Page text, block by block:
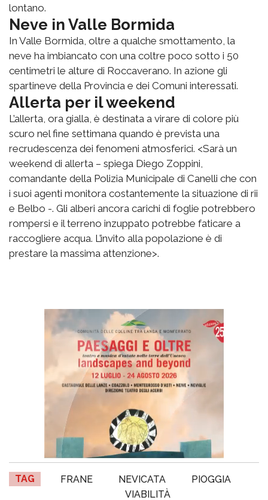
lontano.
Neve in Valle Bormida
In Valle Bormida, oltre a qualche smottamento, la
neve ha imbiancato con una coltre poco sotto i 50
centimetri le alture di Roccaverano. In azione gli
spartineve della Provincia e dei Comuni interessati.
Allerta per il weekend
L’allerta, ora gialla, è destinata a virare di colore più
scuro nel fine settimana quando è prevista una
recrudescenza dei fenomeni atmosferici. <Sarà un
weekend di allerta – spiega Diego Zoppini,
comandante della Polizia Municipale di Canelli che con
i suoi agenti monitora costantemente la situazione di rii
e Belbo -. Gli alberi ancora carichi di foglie potrebbero
rompersi e il terreno inzuppato potrebbe faticare a
raccogliere acqua. L’invito alla popolazione è di
prestare la massima attenzione>.
TAG FRANE NEVICATA
PIOGGIA
VIABILITÀ